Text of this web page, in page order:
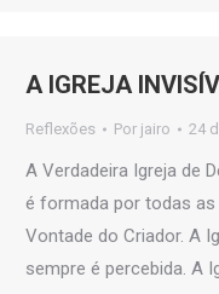
A IGREJA
Reflexões Por jairo 24
A Verdadeira Igreja de
é formada por todas
Vontade do Criador. A
sempre é percebida. A